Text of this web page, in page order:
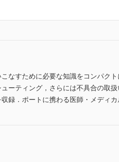
なすために必要な知識をコンパク
ーティング，さらには不具合の取
録．ポートに携わる医師・メディカ